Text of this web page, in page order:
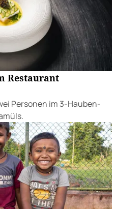
Restaurant
Personen im 3-Hauben-